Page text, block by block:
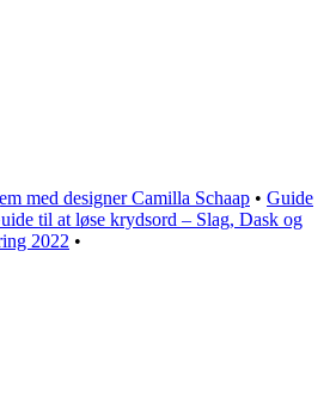
med designer Camilla Schaap • Guide
til at løse krydsord – Slag, Dask og
2022 •